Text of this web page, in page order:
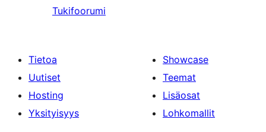
Tukifoorumi
Tietoa
Uutiset
Hosting
Yksityisyys
Showcase
Teemat
Lisäosat
Lohkomallit